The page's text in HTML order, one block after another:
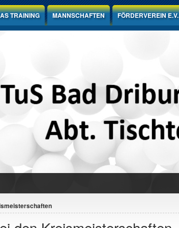
TRAINING MANNSCHAFTEN FÖRDERVEREIN E.V.